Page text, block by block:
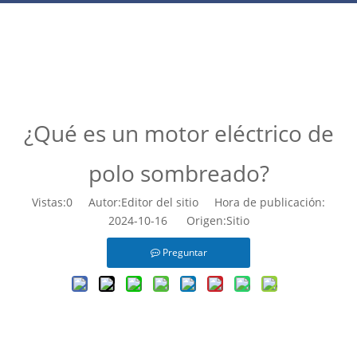
¿Qué es un motor eléctrico de
polo sombreado?
Vistas:0 Autor:Editor del sitio Hora de publicación:
2024-10-16 Origen:Sitio
Preguntar